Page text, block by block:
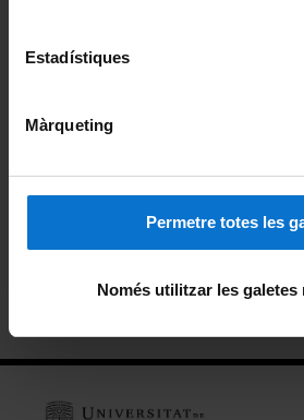
Estadístiques
Màrqueting
Permetre totes les
Només utilitzar les galetes
Movilidad
Reconocimiento de créditos